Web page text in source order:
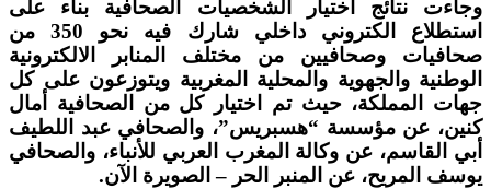
وجاءت نتائج اختيار الشخصيات الصحافية بناء على
استطلاع الكتروني داخلي شارك فيه نحو 350 من
صحافيات وصحافيين من مختلف المنابر الالكترونية
الوطنية والجهوية والمحلية المغربية ويتوزعون على كل
جهات ‏المملكة، حيث تم اختيار كل من الصحافية أمال
كنين، عن مؤسسة “هسبريس”، والصحافي عبد اللطيف
أبي القاسم، عن وكالة المغرب العربي للأنباء، والصحافي
يوسف المريح، عن المنبر الحر – الصويرة الآن.